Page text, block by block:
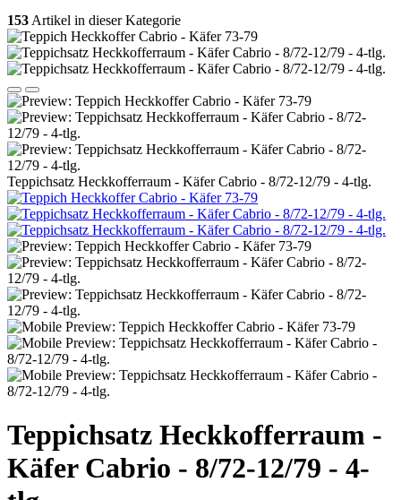
153 Artikel in dieser Kategorie
Teppichsatz Heckkofferraum - Käfer Cabrio - 8/72-12/79 - 4-tlg.
Teppichsatz Heckkofferraum -
Käfer Cabrio - 8/72-12/79 - 4-